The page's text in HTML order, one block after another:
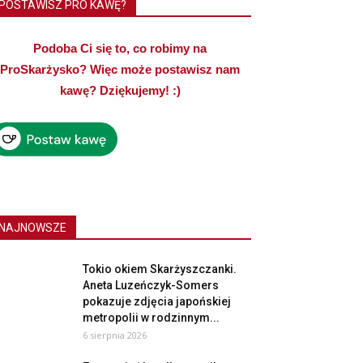
PRO KAWĘ?
Podoba Ci się to, co robimy na
ProSkarżysko? Więc może postawisz nam
kawę? Dziękujemy! :)
Tokio okiem Skarżyszczanki.
Aneta Luzeńczyk-Somers
pokazuje zdjęcia japońskiej
metropolii w rodzinnym...
6 sierpnia 2026